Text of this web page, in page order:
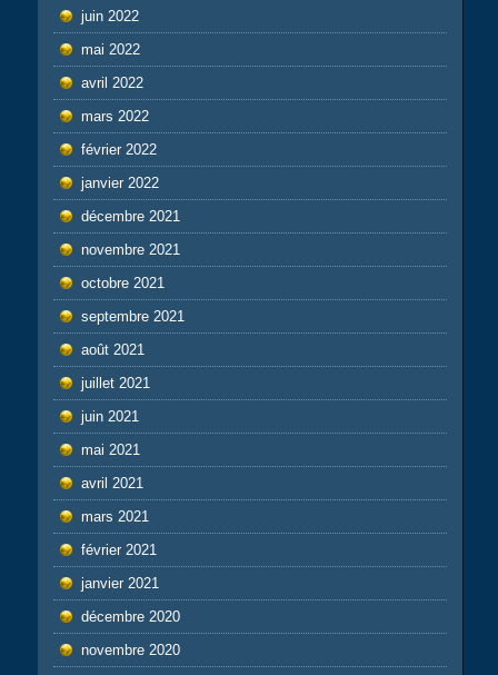
juin 2022
mai 2022
avril 2022
mars 2022
février 2022
janvier 2022
décembre 2021
novembre 2021
octobre 2021
septembre 2021
août 2021
juillet 2021
juin 2021
mai 2021
avril 2021
mars 2021
février 2021
janvier 2021
décembre 2020
novembre 2020